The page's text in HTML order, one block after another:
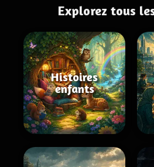
Explorez tous
Histoires
enfants